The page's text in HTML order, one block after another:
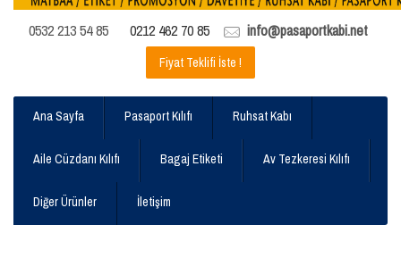
0532 213 54 85 0212 462 70 85 info@pasaportkabi.net
Fiyat Teklifi İste !
Ana Sayfa Pasaport Kılıfı Ruhsat Kabı
Aile Cüzdanı Kılıfı Bagaj Etiketi Av Tezkeresi Kılıfı
Diğer Ürünler İletişim